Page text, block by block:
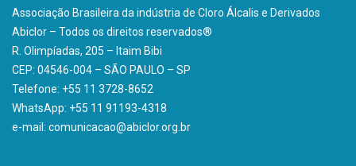
Associação Brasileira da indústria de Cloro Álcalis e Derivados
Abiclor – Todos os direitos reservados®
R. Olimpíadas, 205 – Itaim Bibi
CEP: 04546-004 – SÃO PAULO – SP
Telefone: +55 11 3728-8652
WhatsApp: +55 11 91193-4318
e-mail: comunicacao@abiclor.org.br